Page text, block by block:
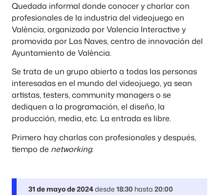
Quedada informal donde conocer y charlar con
profesionales de la industria del videojuego en
València, organizada por Valencia Interactive y
promovida por Las Naves, centro de innovación del
Ayuntamiento de València.
Se trata de un grupo abierto a todas las personas
interesadas en el mundo del videojuego, ya sean
artistas, testers, community managers o se
dediquen a la programación, el diseño, la
producción, media, etc. La entrada es libre.
Primero hay charlas con profesionales y después,
tiempo de networking.
31 de mayo de 2024desde 18:30 hasta 20:00